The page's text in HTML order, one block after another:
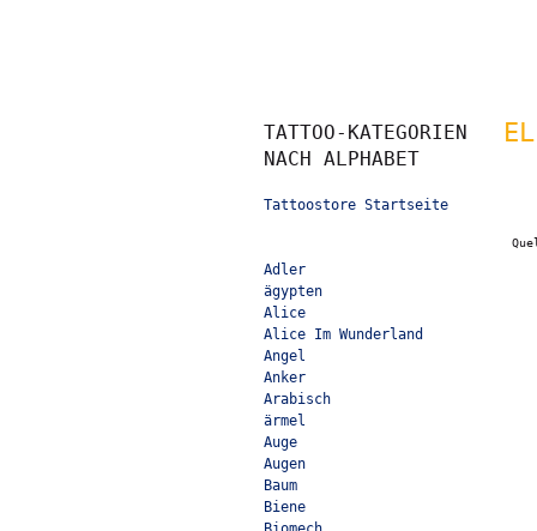
TATTOO-KATEGORIEN
NACH ALPHABET
Tattoostore Startseite
Adler
ägypten
Alice
Alice Im Wunderland
Angel
Anker
Arabisch
ärmel
Auge
Augen
Baum
Biene